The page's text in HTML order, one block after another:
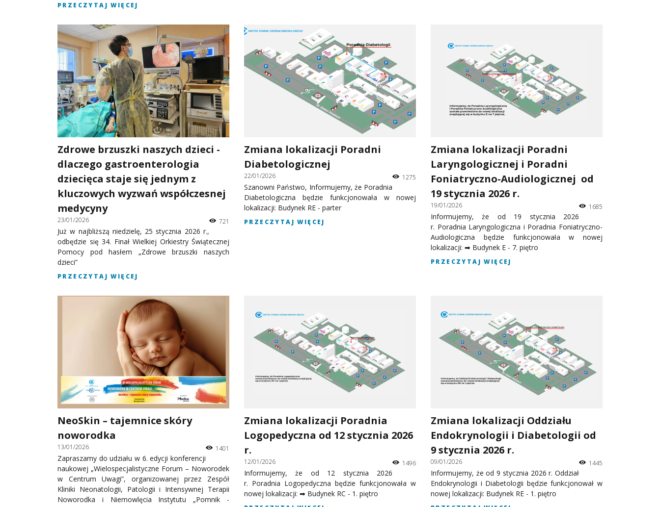
PRZECZYTAJ WIĘCEJ
Zdrowe brzuszki naszych dzieci -
dlaczego gastroenterologia
dziecięca staje się jednym z
kluczowych wyzwań współczesnej
medycyny
23/01/2026 721
Już w najbliższą niedzielę, 25 stycznia 2026 r.,
odbędzie się 34. Finał Wielkiej Orkiestry Świątecznej
Pomocy pod hasłem „Zdrowe brzuszki naszych
dzieci”
PRZECZYTAJ WIĘCEJ
Zmiana lokalizacji Poradni
Diabetologicznej
22/01/2026 1275
Szanowni Państwo, Informujemy, że Poradnia
Diabetologiczna będzie funkcjonowała w nowej
lokalizacji: Budynek RE - parter
PRZECZYTAJ WIĘCEJ
Zmiana lokalizacji Poradni
Laryngologicznej i Poradni
Foniatryczno-Audiologicznej od
19 stycznia 2026 r.
19/01/2026 1685
Informujemy, że od 19 stycznia 2026
r. Poradnia Laryngologiczna i Poradnia Foniatryczno-
Audiologiczna będzie funkcjonowała w nowej
lokalizacji: ➡ Budynek E - 7. piętro
PRZECZYTAJ WIĘCEJ
NeoSkin – tajemnice skóry
noworodka
13/01/2026 1401
Zapraszamy do udziału w 6. edycji konferencji
naukowej „Wielospecjalistyczne Forum – Noworodek
w Centrum Uwagi”, organizowanej przez Zespół
Kliniki Neonatologii, Patologii i Intensywnej Terapii
Noworodka i Niemowlęcia Instytutu „Pomnik -
Zmiana lokalizacji Poradnia
Logopedyczna od 12 stycznia 2026
r.
12/01/2026 1496
Informujemy, że od 12 stycznia 2026
r. Poradnia Logopedyczna będzie funkcjonowała w
nowej lokalizacji: ➡ Budynek RC - 1. piętro
Zmiana lokalizacji Oddziału
Endokrynologii i Diabetologii od
9 stycznia 2026 r.
09/01/2026 1445
Informujemy, że od 9 stycznia 2026 r. Oddział
Endokrynologii i Diabetologii będzie funkcjonował w
nowej lokalizacji: Budynek RE - 1. piętro